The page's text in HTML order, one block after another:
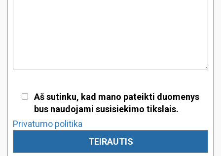
Aš sutinku, kad mano pateikti duomenys
bus naudojami susisiekimo tikslais.
Privatumo politika